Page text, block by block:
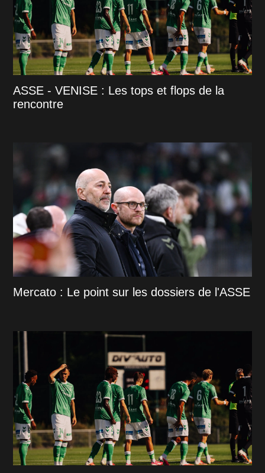
ASSE - VENISE : Les tops et flops de la
rencontre
Mercato : Le point sur les dossiers de l'ASSE